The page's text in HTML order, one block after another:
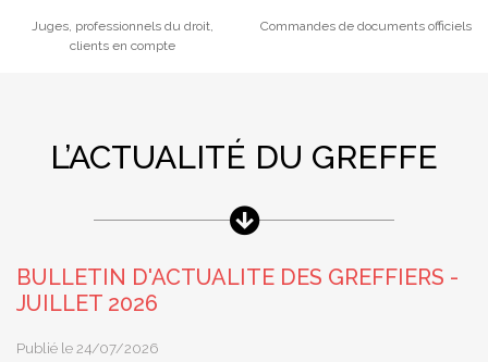
Juges, professionnels du droit,
clients en compte
Commandes de documents officiels
L’ACTUALITÉ DU GREFFE
BULLETIN D'ACTUALITE DES GREFFIERS -
JUILLET 2026
Publié le 24/07/2026